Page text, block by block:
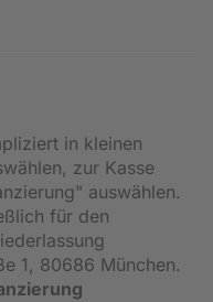
in kleinen
zur Kasse
auswählen.
für den
1, 80686 München.